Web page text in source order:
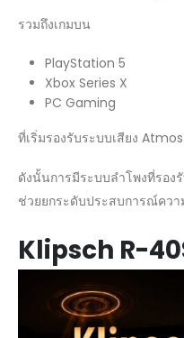
รวมถึงเกมบน
PlayStation 5
Xbox Series X
PC Gaming
ที่เริ่มรองรับระบบเสียง
ดังนั้นการมีระบบลำโพงที่รอง
ช่วยยกระดับประสบการณ์ควา
Klipsch R-